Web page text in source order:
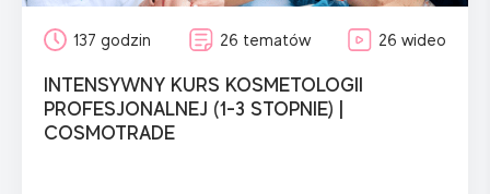
137 godzin 26 tematów 26 wideo
INTENSYWNY KURS KOSMETOLOGII
PROFESJONALNEJ (1-3 STOPNIE) |
COSMOTRADE